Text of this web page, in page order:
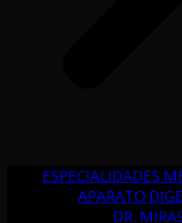
ESPECIALIDADES
APARATO
DR.